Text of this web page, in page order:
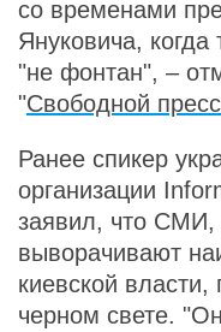
со временами
Януковича,
"не фонтан", –
"Свободной
Ранее спикер
организации
заявил, что
выворачивают
киевской
черном свете.